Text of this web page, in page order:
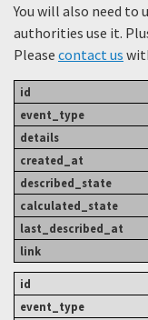
You will also need to
authorities use it.
Please contact us